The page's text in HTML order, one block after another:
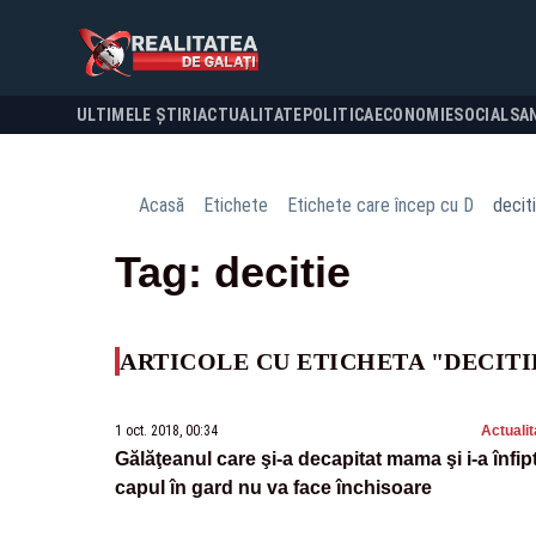
ULTIMELE ȘTIRI ACTUALITATE POLITICA ECONOMIESOCIAL
Acasă Etichete Etichete care încep cu D
Tag: decitie
ARTICOLE CU ETICHETA
1 oct. 2018, 00:34
Gălăţeanul care şi-a decapitat mama şi i-a
capul în gard nu va face închisoare